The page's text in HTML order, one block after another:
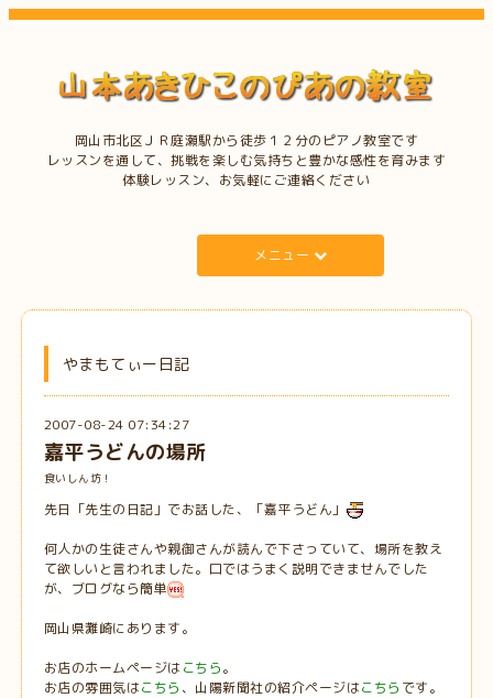
岡山市北区ＪＲ庭瀬駅から徒歩１２分のピアノ教室です
レッスンを通して、挑戦を楽しむ気持ちと豊かな感性を育みます
体験レッスン、お気軽にご連絡ください
メニュー
やまもてぃー日記
2007-08-24 07:34:27
嘉平うどんの場所
食いしん坊！
先日「先生の日記」でお話した、「嘉平うどん」
何人かの生徒さんや親御さんが読んで下さっていて、場所を教え
て欲しいと言われました。口ではうまく説明できませんでした
が、ブログなら簡単
岡山県灘崎にあります。
お店のホームページは こちら。
お店の雰囲気はこちら 、山陽新聞社の紹介ページはこちら です。